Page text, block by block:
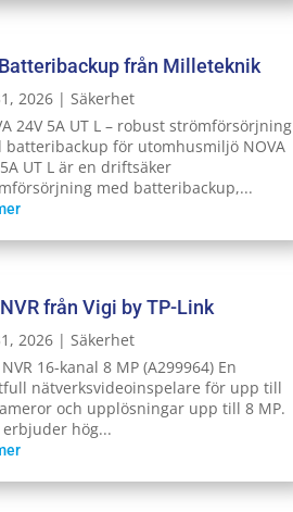
från Milleteknik
2026| Säkerhet
24V 5A UT L – robust strömförsörjning
batteribackup för utomhusmiljö NOVA
UT L är en driftsäker
med batteribackup,...
från Vigi by TP-Link
2026| Säkerhet
NVR 16-kanal 8 MP (A299964) En
nätverksvideoinspelare för upp till
och upplösningar upp till 8 MP.
erbjuder hög...